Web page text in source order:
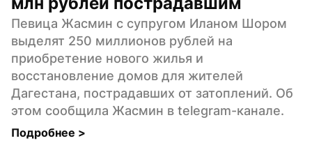
Певица Жасмин с супругом Иланом Шором
выделят 250 миллионов рублей на
приобретение нового жилья и
восстановление домов для жителей
Дагестана, пострадавших от затоплений. Об
этом сообщила Жасмин в telegram-канале.
Подробнее >